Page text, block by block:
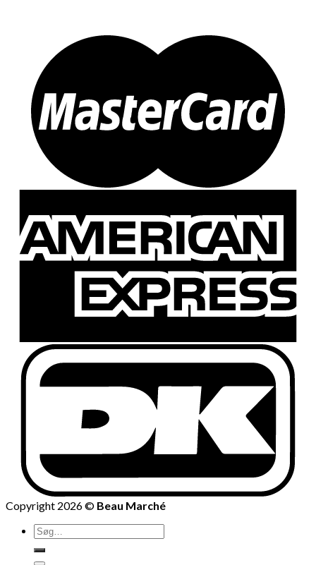
Copyright 2026 © Beau Marché
Søg
efter: